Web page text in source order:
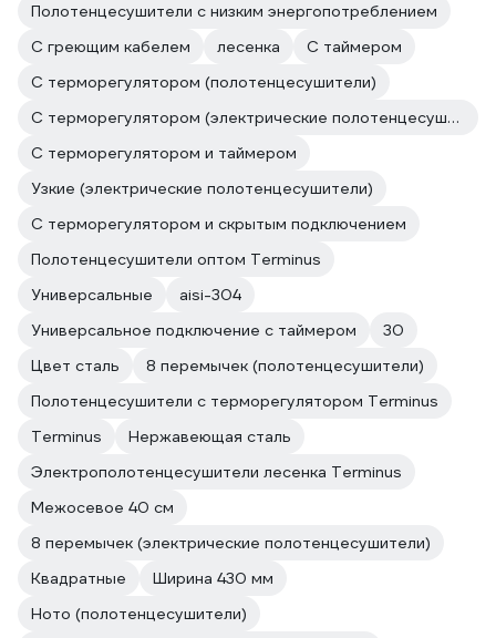
Полотенцесушители с низким энергопотреблением
С греющим кабелем
лесенка
С таймером
С терморегулятором (полотенцесушители)
С терморегулятором (электрические полотенцесушители)
С терморегулятором и таймером
Узкие (электрические полотенцесушители)
С терморегулятором и скрытым подключением
Полотенцесушители оптом Terminus
Универсальные
aisi-304
Универсальное подключение с таймером
30
Цвет сталь
8 перемычек (полотенцесушители)
Полотенцесушители с терморегулятором Terminus
Terminus
Нержавеющая сталь
Электрополотенцесушители лесенка Terminus
Межосевое 40 см
8 перемычек (электрические полотенцесушители)
Квадратные
Ширина 430 мм
Ното (полотенцесушители)